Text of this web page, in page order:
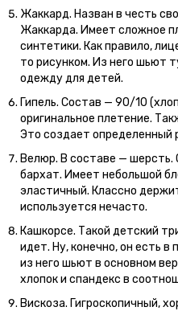
Жаккард. Назван в честь
Жаккарда. Имеет сложное
синтетики. Как правило,
то рисунком. Из него шьют
одежду для детей.
Гипель. Состав — 90/10
оригинальное плетение.
Это создает определенный
Велюр. В составе — шерсть.
бархат. Имеет небольшой
эластичный. Классно
используется нечасто.
Кашкорсе. Такой детский
идет. Ну, конечно, он есть
из него шьют в основном
хлопок и спандекс в
Вискоза. Гигроскопичный,